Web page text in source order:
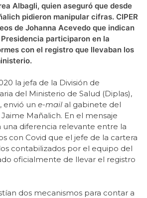
Albagli, quien aseguró que desde
pidieron manipular cifras. CIPER
de Johanna Acevedo que indican
participaron en la
con el registro que llevaban los
la jefa de la División de
del Ministerio de Salud (Diplas),
envió un e-mail al gabinete del
Mañalich. En el mensaje
una diferencia relevante entre la
con Covid que el jefe de la cartera
contabilizados por el equipo del
oficialmente de llevar el registro
dos mecanismos para contar a